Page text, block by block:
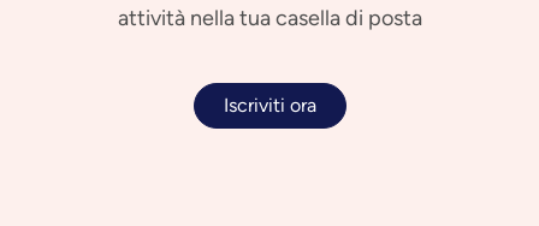
attività nella tua casella di posta
Iscriviti ora